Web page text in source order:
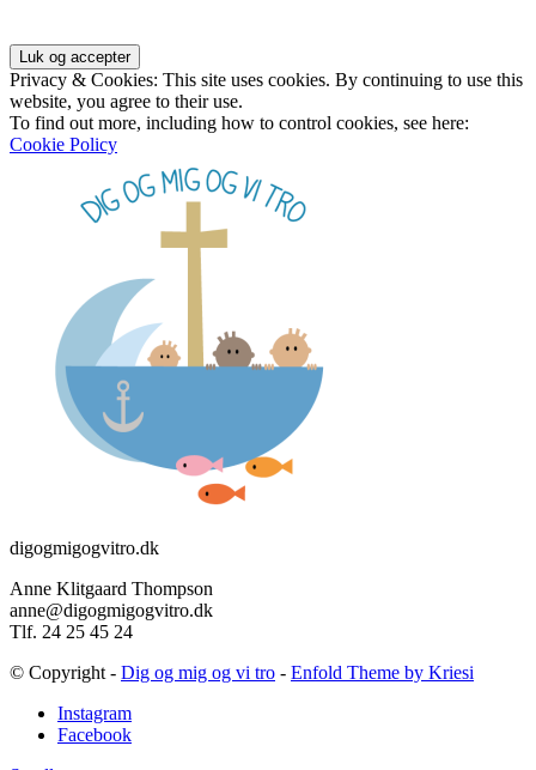
Privacy & Cookies: This site uses cookies. By continuing to use this
website, you agree to their use.
To find out more, including how to control cookies, see here:
Cookie Policy
digogmigogvitro.dk
Anne Klitgaard Thompson
anne@digogmigogvitro.dk
Tlf. 24 25 45 24
© Copyright - Dig og mig og vi tro - Enfold Theme by Kriesi
Instagram
Facebook